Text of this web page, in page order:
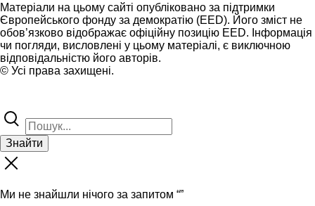
Матеріали на цьому сайті опубліковано за підтримки
Європейського фонду за демократію (EED). Його зміст не
обов’язково відображає офіційну позицію EED. Інформація
чи погляди, висловлені у цьому матеріалі, є виключною
відповідальністю його авторів.
© Усі права захищені.
Знайти
Ми не знайшли нічого за запитом “”